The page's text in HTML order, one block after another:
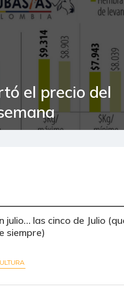
el precio del
julio… las cinco de Julio
siempre)